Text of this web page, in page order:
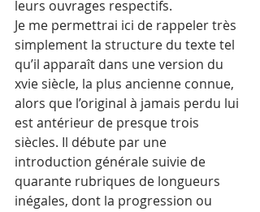
leurs ouvrages respectifs.
Je me permettrai ici de rappeler très
simplement la structure du texte tel
qu’il apparaît dans une version du
xvie siècle, la plus ancienne connue,
alors que l’original à jamais perdu lui
est antérieur de presque trois
siècles. Il débute par une
introduction générale suivie de
quarante rubriques de longueurs
inégales, dont la progression ou